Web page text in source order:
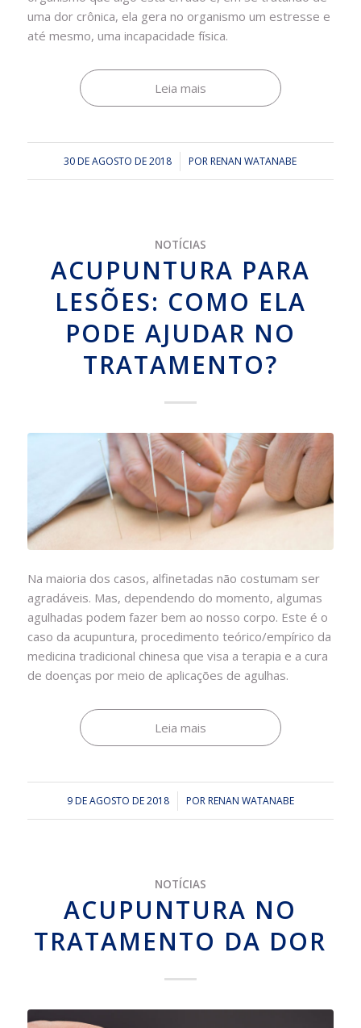
uma dor crônica, ela gera no organismo um estresse e
até mesmo, uma incapacidade física.
Leia mais
30 DE AGOSTO DE 2018
/ PORRENAN WATANABE
NOTÍCIAS
ACUPUNTURA PARA
LESÕES: COMO ELA
PODE AJUDAR NO
TRATAMENTO?
Na maioria dos casos, alfinetadas não costumam ser
agradáveis. Mas, dependendo do momento, algumas
agulhadas podem fazer bem ao nosso corpo. Este é o
caso da acupuntura, procedimento teórico/empírico da
medicina tradicional chinesa que visa a terapia e a cura
de doenças por meio de aplicações de agulhas.
Leia mais
9 DE AGOSTO DE 2018
/ PORRENAN WATANABE
NOTÍCIAS
ACUPUNTURA NO
TRATAMENTO DA DOR